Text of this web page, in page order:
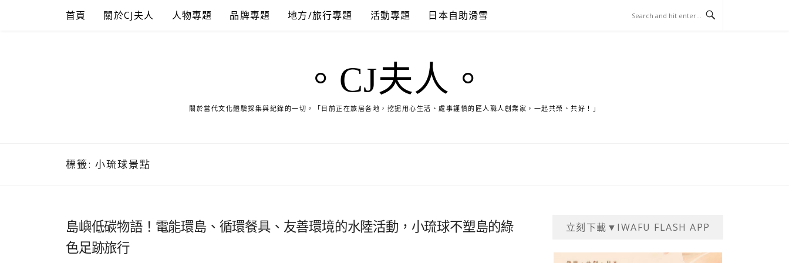
首頁 關於CJ夫人 人物專題 品牌專題 地方/旅行專題 活動專題 日本自助滑雪
。CJ夫人。
關於當代文化體驗採集與紀錄的一切。「目前正在旅居各地，挖掘用心生活、處事謹慎的匠人職人創業家，一起共榮、共好！」
標籤: 小琉球景點
島嶼低碳物語！電能環島、循環餐具、友善環境的水陸活動，小琉球不塑島的綠
色足跡旅行
立刻下載▼IWAFU FLASH APP